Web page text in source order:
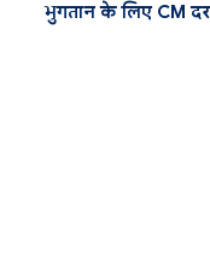
भुगतान के लिए CM